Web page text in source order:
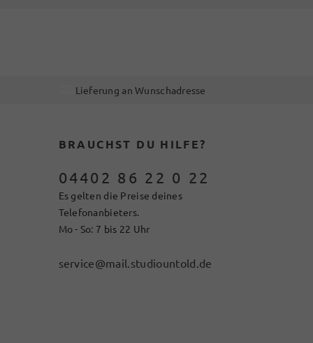
Lieferung an Wunschadresse
BRAUCHST DU HILFE?
04402 86 22 0 22
Es gelten die Preise deines
Telefonanbieters.
Mo - So: 7 bis 22 Uhr
service@mail.studiountold.de